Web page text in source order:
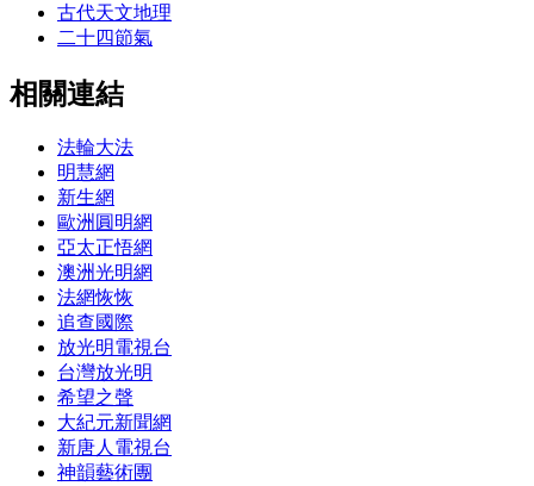
古代天文地理
二十四節氣
相關連結
法輪大法
明慧網
新生網
歐洲圓明網
亞太正悟網
澳洲光明網
法網恢恢
追查國際
放光明電視台
台灣放光明
希望之聲
大紀元新聞網
新唐人電視台
神韻藝術團